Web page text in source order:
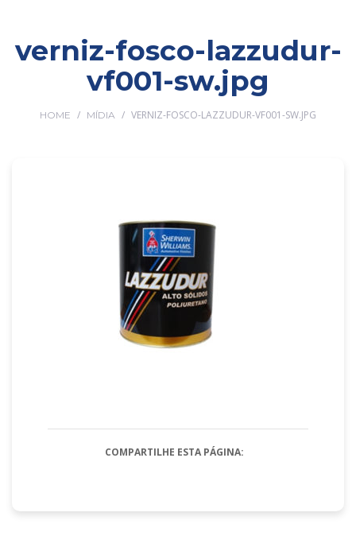
verniz-fosco-lazzudur-
vf001-sw.jpg
HOME / MÍDIA / VERNIZ-FOSCO-LAZZUDUR-VF001-SW.JPG
COMPARTILHE ESTA PÁGINA: